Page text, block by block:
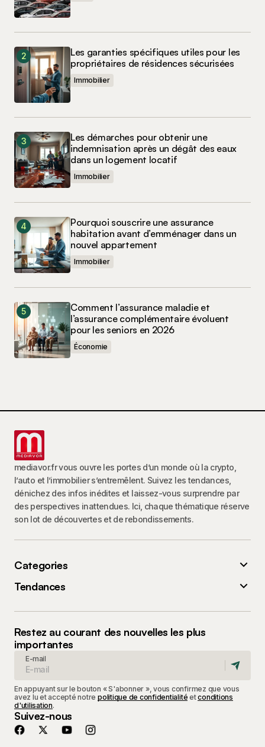
Les garanties spécifiques utiles pour les
propriétaires de résidences sécurisées
Immobilier
Les démarches pour obtenir une
indemnisation après un dégât des eaux
dans un logement locatif
Immobilier
Pourquoi souscrire une assurance
habitation avant d’emménager dans un
nouvel appartement
Immobilier
Comment l’assurance maladie et
l’assurance complémentaire évoluent
pour les seniors en 2026
Économie
mediavor.fr vous ouvre les portes d’un monde où la crypto,
l’auto et l’immobilier s’entremêlent. Suivez les tendances,
dénichez des infos inédites et laissez-vous surprendre par
des perspectives inattendues. Ici, chaque thématique réserve
son lot de découvertes et de rebondissements.
Categories
Tendances
Restez au courant des nouvelles les plus
importantes
E-mail
En appuyant sur le bouton « S'abonner », vous confirmez que vous
avez lu et accepté notre politique de confidentialité etconditions
d'utilisation.
Suivez-nous